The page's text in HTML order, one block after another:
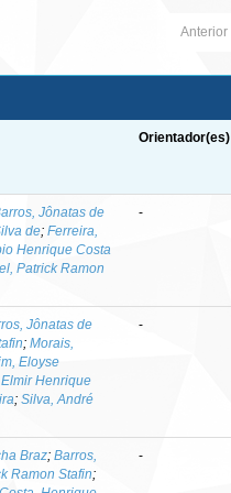
Anterior
Orientador(es)
Jônatas de
de;Ferreira,
Henrique Costa
Patrick Ramon
-
Jônatas de
;Morais,
Eloyse
Henrique
;Silva, André
-
Braz;Barros,
Ramon Stafin;
-